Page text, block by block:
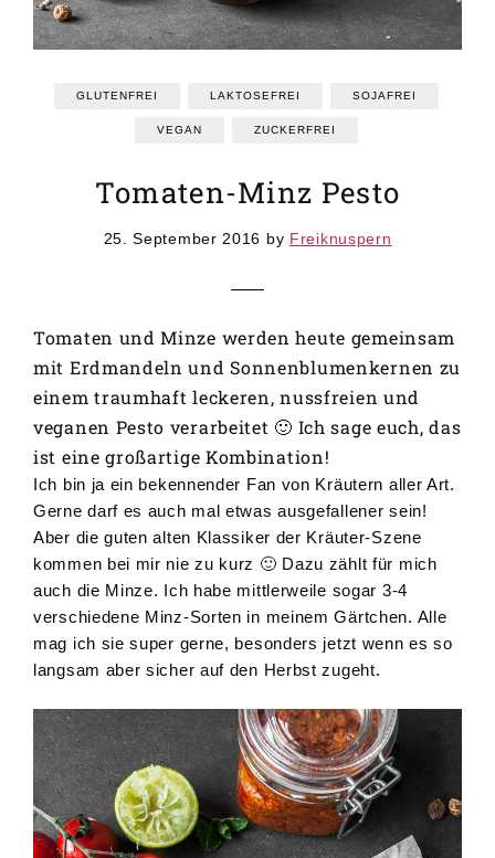
REZEPTEINDEX
GLUTENFREI LAKTOSEFREI SOJAFREI
VEGAN ZUCKERFREI
Tomaten-Minz Pesto
25. September 2016 by Freiknuspern
Tomaten und Minze werden heute gemeinsam
mit Erdmandeln und Sonnenblumenkernen zu
einem traumhaft leckeren, nussfreien und
veganen Pesto verarbeitet 🙂 Ich sage euch, das
ist eine großartige Kombination!
Ich bin ja ein bekennender Fan von Kräutern aller Art.
Gerne darf es auch mal etwas ausgefallener sein!
Aber die guten alten Klassiker der Kräuter-Szene
kommen bei mir nie zu kurz 🙂 Dazu zählt für mich
auch die Minze. Ich habe mittlerweile sogar 3-4
verschiedene Minz-Sorten in meinem Gärtchen. Alle
mag ich sie super gerne, besonders jetzt wenn es so
langsam aber sicher auf den Herbst zugeht.